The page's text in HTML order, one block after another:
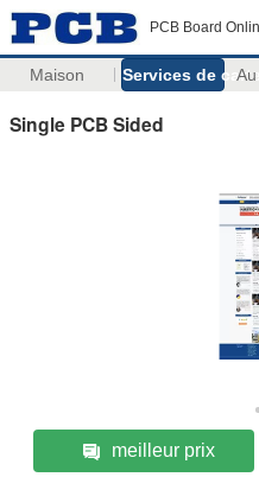
PCB Board
Maison Services de
Single PCB Sided
meilleur prix